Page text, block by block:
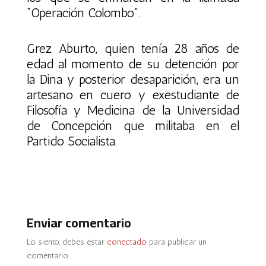
“Operación Colombo”.
Grez Aburto, quien tenía 28 años de
edad al momento de su detención por
la Dina y posterior desaparición, era un
artesano en cuero y exestudiante de
Filosofía y Medicina de la Universidad
de Concepción que militaba en el
Partido Socialista.
Enviar comentario
Lo siento, debes estar conectado para publicar un
comentario.